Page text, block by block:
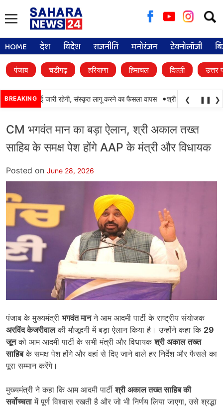
for:
HOME देश विदेश राजनीति मनोरंजन टेक्नोलॉजी
पंजाब चंडीगढ़ हरियाणा हिमाचल दिल्ली उत्तर
BREAKING
की पढ़ाई जारी रहेगी, संस्कृत लागू करने का फैसला वापस • श्री गुरु हरिकृष्ण साहिब
❮ ❚❚ ❯
CM भगवंत मान का बड़ा ऐलान, श्री अकाल तख्त
साहिब के समक्ष पेश होंगे AAP के मंत्री और विधायक
Posted on June 28, 2026
पंजाब के मुख्यमंत्री भगवंत मानने आम आदमी पार्टी के राष्ट्रीय संयोजक
अरविंद केजरीवालकी मौजूदगी में बड़ा ऐलान किया है। उन्होंने कहा कि 29
जूनको आम आदमी पार्टी के सभी मंत्री और विधायकश्री अकाल तख्त
साहिबके समक्ष पेश होंगे और वहां से दिए जाने वाले हर निर्देश और फैसले का
पूरा सम्मान करेंगे।
मुख्यमंत्री ने कहा कि आम आदमी पार्टीश्री अकाल तख्त साहिब की
सर्वोच्चतामें पूर्ण विश्वास रखती है और जो भी निर्णय लिया जाएगा, उसे श्रद्धा